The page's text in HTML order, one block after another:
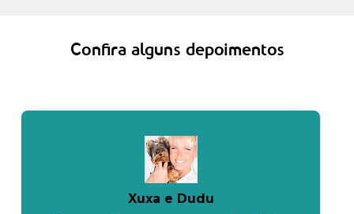
Confira alguns depoimentos
Xuxa e Dudu